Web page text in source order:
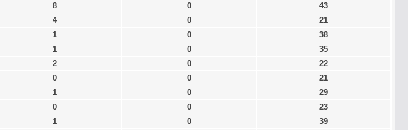
8 0
43
4 0
21
1 0
38
1 0
35
2 0
22
0 0
21
1 0
29
0 0
23
1 0
39